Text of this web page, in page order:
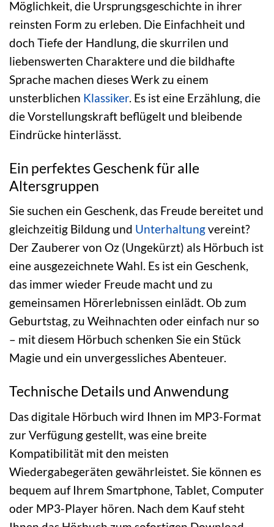
Möglichkeit, die Ursprungsgeschichte in ihrer
reinsten Form zu erleben. Die Einfachheit und
doch Tiefe der Handlung, die skurrilen und
liebenswerten Charaktere und die bildhafte
Sprache machen dieses Werk zu einem
unsterblichen Klassiker. Es ist eine Erzählung, die
die Vorstellungskraft beflügelt und bleibende
Eindrücke hinterlässt.
Ein perfektes Geschenk für alle
Altersgruppen
Sie suchen ein Geschenk, das Freude bereitet und
gleichzeitig Bildung und Unterhaltungvereint?
Der Zauberer von Oz (Ungekürzt) als Hörbuch ist
eine ausgezeichnete Wahl. Es ist ein Geschenk,
das immer wieder Freude macht und zu
gemeinsamen Hörerlebnissen einlädt. Ob zum
Geburtstag, zu Weihnachten oder einfach nur so
– mit diesem Hörbuch schenken Sie ein Stück
Magie und ein unvergessliches Abenteuer.
Technische Details und Anwendung
Das digitale Hörbuch wird Ihnen im MP3-Format
zur Verfügung gestellt, was eine breite
Kompatibilität mit den meisten
Wiedergabegeräten gewährleistet. Sie können es
bequem auf Ihrem Smartphone, Tablet, Computer
oder MP3-Player hören. Nach dem Kauf steht